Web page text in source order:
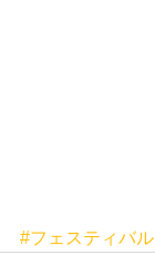
#フェスティバル